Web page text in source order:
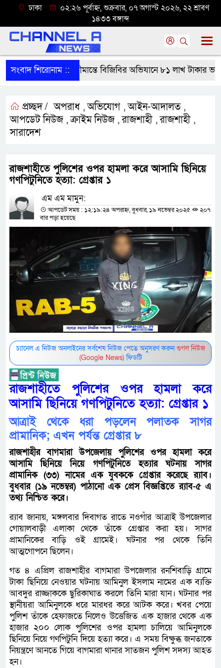
ঢাকা
০২:২৬ পূর্বাহ্ন, শুক্রবার, ০৭ অগাস্ট ২০২৬, ২২ শ্রাবণ
১৪৩৩ বঙ্গাব্দ
সংবাদ শিরোনাম ::
শেরপুরের সীমান্তে বিজিবির অভিযানে ৮১ লাখ টাকার
প্রচ্ছদ / অপরাধ ,অভিযোগ ,আইন-আদালত ,
আপডেট নিউজ ,ক্রাইম নিউজ ,রাজশাহী ,রাজশাহী ,
সারাদেশ
রাজশাহীতে পুলিশের ওপর হামলা করে আসামি ছিনিয়ে
গণপিটুনিতে হত্যা: গ্রেপ্তার ১
এম এম মামুন:
আপডেট সময় : ১২:১৯:২৪ অপরাহ্ন, বুধবার, ১৯ নভেম্বর ২০২৫
২০৭
বার পড়া হয়েছে
চ্যানেল এ নিউজ অনলাইনের সর্বশেষ নিউজ পেতে অনুসরণ করুনগুগল নিউজ
(Google News)ফিডটি
রাজশাহীতে পুলিশের ওপর হামলা করে
আসামি ছিনিয়ে গণপিটুনিতে হত্যা: গ্রেপ্তার ১
আত্রাই থেকে ধরা পড়লেন পলাতক সাগর
প্রামানিক; এখন পর্যন্ত গ্রেপ্তার ৮
রাজশাহীর বাগমারা উপজেলায় পুলিশের ওপর হামলা করে
আসামি ছিনিয়ে নিয়ে গণপিটুনিতে হত্যার ঘটনায় সাগর
প্রামানিক (৩৩) নামের এক যুবককে গ্রেপ্তার করেছে র‌্যাব।
বুধবার (১৯ নভেম্বর) পাঠানো এক প্রেস বিজ্ঞপ্তিতে র‌্যাব-৫ এ
তথ্য নিশ্চিত করে।
র‌্যাব জানায়, মঙ্গলবার দিবাগত রাতে নওগাঁর আত্রাই উপজেলার
গোয়ালবাড়ী এলাকা থেকে তাঁকে গ্রেপ্তার করা হয়। সাগর
প্রামানিকের বাড়ি ওই গ্রামেই। ঘটনার পর থেকে তিনি
আত্মগোপনে ছিলেন।
গত ৪ এপ্রিল রাজশাহীর বাগমারা উপজেলার রনশিবাড়ি গ্রামে
টাকা ছিনিয়ে নেওয়ার ঘটনায় আমিনুল ইসলাম নামের এক ব্যক্তি
আবদুর রাজ্জাককে ছুরিকাঘাত করলে তিনি মারা যান। ঘটনার পর
স্থানীয়রা আমিনুলকে ধরে মারধর করে আটক করে। খবর পেয়ে
পুলিশ তাঁকে হেফাজতে নিলেও উত্তেজিত এক হাজার থেকে এক
হাজার ২০০ লোক পুলিশের ওপর হামলা চালিয়ে আমিনুলকে
ছিনিয়ে নিয়ে গণপিটুনি দিয়ে হত্যা করে। এ সময় বিক্ষুব্ধ জনতাকে
নিয়ন্ত্রণে আনতে গিয়ে বাগমারা থানার সাতজন পুলিশ সদস্য আহত
হন।